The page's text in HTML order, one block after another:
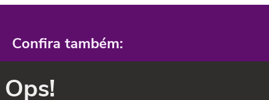
Confira também:
Ops!